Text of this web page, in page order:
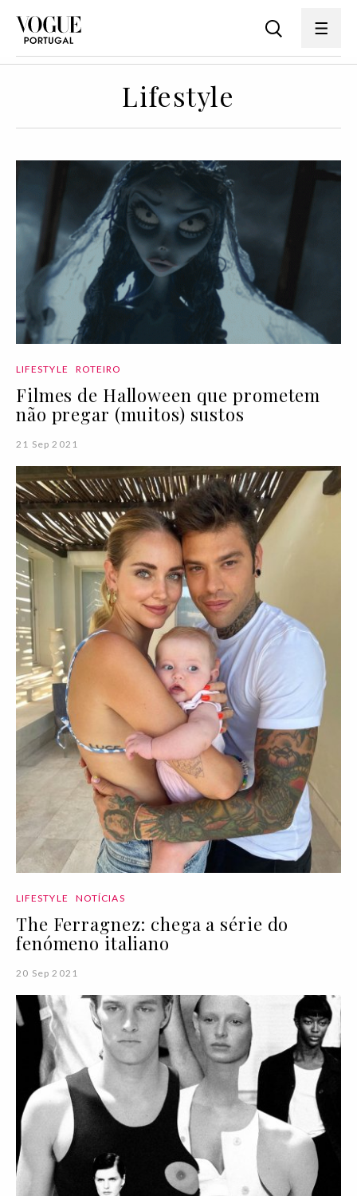
Lifestyle
LIFESTYLE ROTEIRO
Filmes de Halloween que prometem
não pregar (muitos) sustos
21 Sep 2021
LIFESTYLE NOTÍCIAS
The Ferragnez: chega a série do
fenómeno italiano
20 Sep 2021